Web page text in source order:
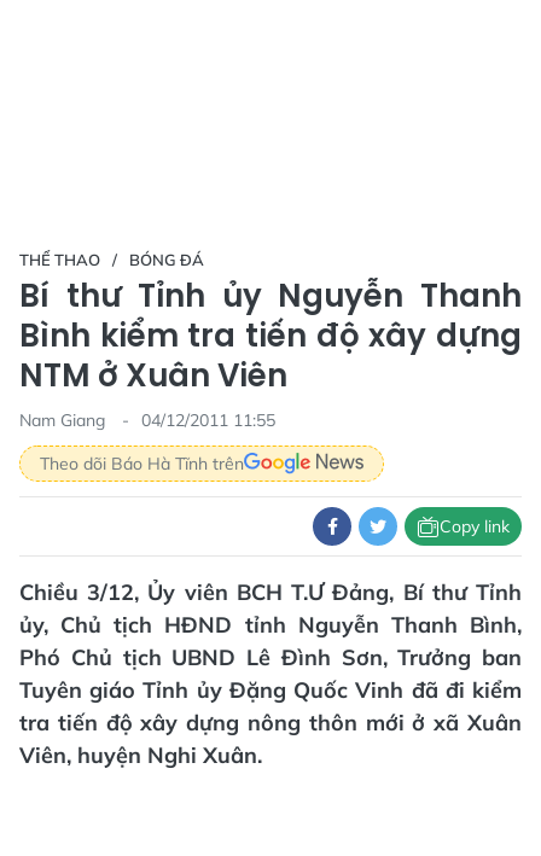
THỂ THAO BÓNG ĐÁ
Bí thư Tỉnh ủy Nguyễn Thanh
Bình kiểm tra tiến độ xây dựng
NTM ở Xuân Viên
Nam Giang
04/12/2011 11:55
Theo dõi Báo Hà Tĩnh trên
Copy link
Chiều 3/12, Ủy viên BCH T.Ư Đảng, Bí thư Tỉnh
ủy, Chủ tịch HĐND tỉnh Nguyễn Thanh Bình,
Phó Chủ tịch UBND Lê Đình Sơn, Trưởng ban
Tuyên giáo Tỉnh ủy Đặng Quốc Vinh đã đi kiểm
tra tiến độ xây dựng nông thôn mới ở xã Xuân
Viên, huyện Nghi Xuân.